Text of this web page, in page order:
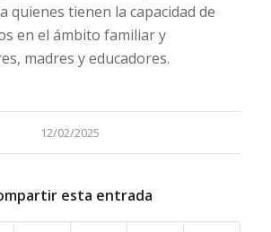
quienes tienen la capacidad de
en el ámbito familiar y
madres y educadores.
12/02/2025
esta entrada